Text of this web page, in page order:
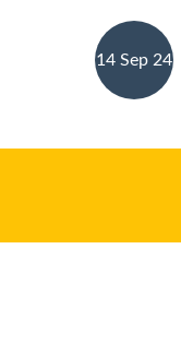
14 Sep 24